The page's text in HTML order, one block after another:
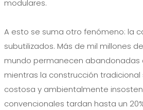
modulares.
A esto se suma otro fenómeno: la
subutilizados. Más de mil millones
mundo permanecen abandonadas
mientras la construcción tradicional
costosa y ambientalmente
convencionales tardan hasta un